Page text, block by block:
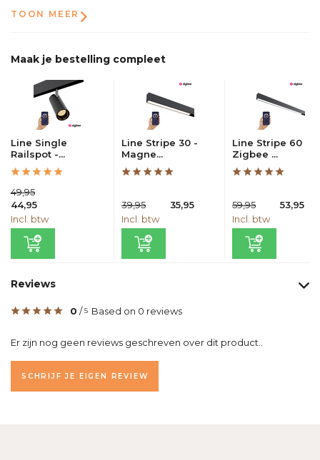
TOON MEER
Maak je bestelling compleet
Line Single
Railspot -...
49,95
44,95
Incl. btw
Line Stripe 30 -
Magne...
39,95
35,95
Incl. btw
Line Stripe 60
Zigbee ...
59,95
53,95
Incl. btw
Reviews
0 /5 Based on 0 reviews
Er zijn nog geen reviews geschreven over dit product..
SCHRIJF JE EIGEN REVIEW